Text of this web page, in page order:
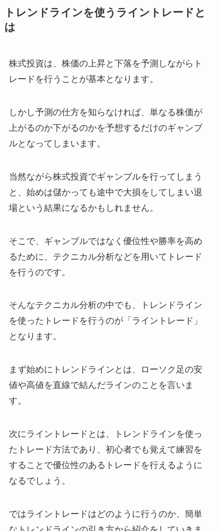
トレンドラインを使うライントレードと
は
株式投資は、株価の上昇と下落を予測しながらト
レードを行うことが基本となります。
しかし予測の仕方を知らなければ、単なる株価が
上がるのか下がるのかを予想するだけのギャンブ
ルとなってしまいます。
当然ながら株式投資でギャンブルを行ってしまう
と、始めは儲かっても途中で大損をしてしまい退
場という結果になるかもしれません。
そこで、ギャンブルではなく優位性や勝率を高め
るために、テクニカル分析などを用いてトレード
を行うのです。
そんなテクニカル分析の中でも、トレンドライン
を使ったトレードを行うのが「ライントレード」
となります。
まず始めにトレンドラインとは、ローソク足の安
値や高値を直線で結んだラインのことを言いま
す。
次にライントレードとは、トレンドラインを使っ
たトレード方法であり、初心者でも覚えて練習を
することで優位性のあるトレードを行えるように
なるでしょう。
ではライントレードはどのように行うのか、簡単